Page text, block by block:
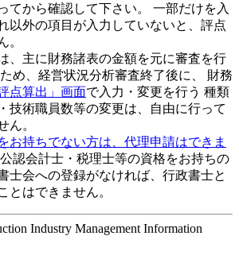
てから確認して下さい。 一部だけを入
以外の項目が入力していないと、評点
。
、主に財務諸表の金額を元に審査を行
め、 経営状況分析審査終了後に、 財務
評点算出」画面で入力・変更を行う 種類
技術職員数等の変更は、自由に行って
ん。
お持ちでない方は、代理申請はできま
認会計士・税理士等の資格をお持ちの
士会への登録がなければ、行政書士と
とはできません。
Industry Management Information